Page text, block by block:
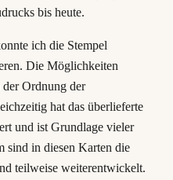
bis heute.
ich die Stempel
Die Möglichkeiten
Ordnung der
hat das überlieferte
und ist Grundlage vieler
sind in diesen Karten die
teilweise weiterentwickelt.